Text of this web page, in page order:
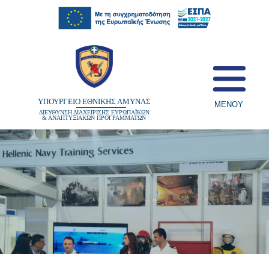
content
ΜΕΝΟΥ
ΥΠΟΥΡΓΕΙΟ ΕΘΝΙΚΗΣ ΑΜΥΝΑΣ
ΔΙΕΥΘΥΝΣΗ ΔΙΑΧΕΙΡΙΣΗΣ ΕΥΡΩΠΑΪΚΩΝ
& ΑΝΑΠΤΥΞΙΑΚΩΝ ΠΡΟΓΡΑΜΜΑΤΩΝ